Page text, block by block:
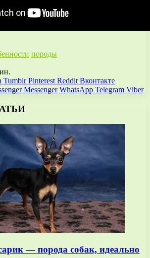
породы
Tumblr Pinterest Reddit Вконтакте
Messenger WhatsApp Telegram Viber
— порода собак, идеально